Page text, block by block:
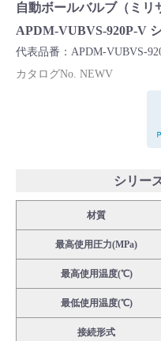
Cv値・流量計算ツール
製品動画一覧
ログイン
会社情報
Corporate Blog
自動ボールバルブ（ミリ
APDM-VUBVS-920P-V
代表品番：APDM-VUBVS-
カタログNo. NEWV
シリー
材質
最高使用圧力(MPa)
最高使用温度(℃)
最低使用温度(℃)
接続形式